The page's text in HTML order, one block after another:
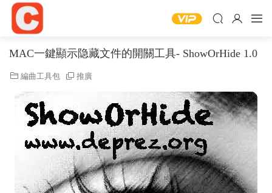
MAC一鍵顯示隐藏文件的開關工具- ShowOrHide 1.0
編曲工具包 推廣